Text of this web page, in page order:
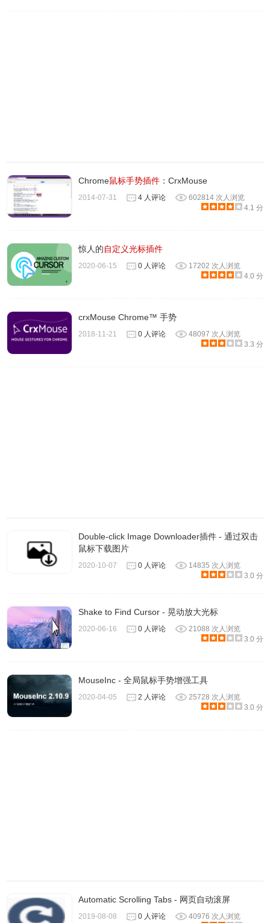
游标猫插件联系方式
提供方： Always Summer Studio
Chrome鼠标手势插件 ：CrxMouse
2014-07-31 4 人评论
602814 次人浏览
4.1 分
惊人的自定义光标插件
2020-06-15 0 人评论
17202 次人浏览
4.0 分
crxMouse Chrome™ 手势
2018-11-21 0 人评论
48097 次人浏览
3.3 分
Double-click Image Downloader插件 - 通过双击
鼠标下载图片
2020-10-07 0 人评论
14835 次人浏览
3.0 分
Shake to Find Cursor - 晃动放大光标
2020-06-16 0 人评论
21088 次人浏览
3.0 分
MouseInc - 全局鼠标手势增强工具
2020-04-05 2 人评论
25728 次人浏览
3.0 分
Automatic Scrolling Tabs - 网页自动滚屏
2019-08-08 0 人评论
40976 次人浏览